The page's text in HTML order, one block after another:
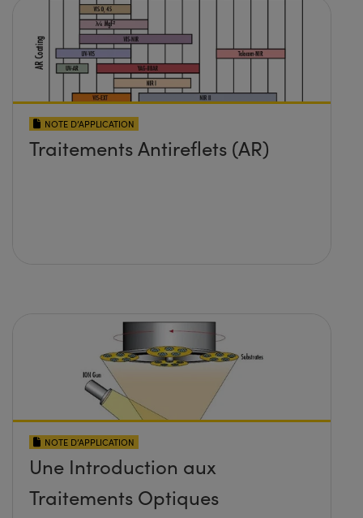
NOTE D’APPLICATION
Traitements Antireflets (AR)
NOTE D’APPLICATION
Une Introduction aux
Traitements Optiques